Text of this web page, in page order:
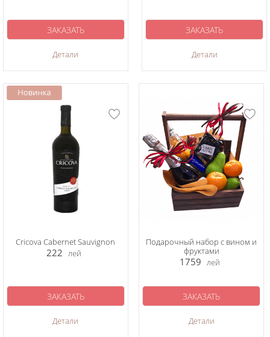
Детали
ЗАКАЗАТЬ
Детали
ЗАКАЗАТЬ
Cricova Cabernet Sauvignon
222 лей
Детали
ЗАКАЗАТЬ
Подарочный набор с вином и
фруктами
1759 лей
Детали
ЗАКАЗАТЬ